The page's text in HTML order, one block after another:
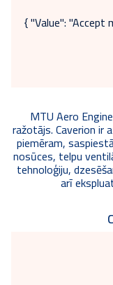
{ "Value": "Accept
MTU Aero
ražotājs. Caverion ir
piemēram,
nosūces, telpu
tehnoloģiju,
arī